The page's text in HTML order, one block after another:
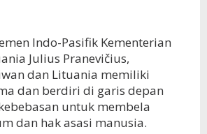
Indo-Pasifik Kementerian
Julius Pranevičius,
dan Lituania memiliki
dan berdiri di garis depan
untuk membela
dan hak asasi manusia.